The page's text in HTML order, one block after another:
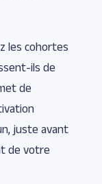
les cohortes
ils de
de
juste avant
de votre